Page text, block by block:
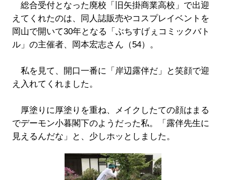
総合受付となった廃校「旧矢掛商業高校」で出迎
えてくれたのは、同人誌販売やコスプレイベントを
岡山で開いて30年となる「ぶちすげぇコミックバト
ル」の主催者、岡本宏志さん（54）。
私を見て、開口一番に「岸辺露伴だ」と笑顔で迎
え入れてくれました。
厚塗りに厚塗りを重ね、メイクしたての顔はまる
でデーモン小暮閣下のようだった私。「露伴先生に
見えるんだな」と、少しホッとしました。